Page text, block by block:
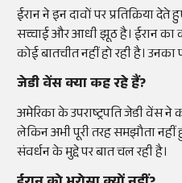
ईरान ने इन दावों पर प्रतिक्रिया
सच्चाई और आधी झूठ है। ईरान का
कोई बातचीत नहीं हो रही है।
जेडी वेंस क्या कह रहे हैं?
अमेरिका के उपराष्ट्रपति जेडी वेंस ने
लेकिन अभी पूरी तरह समझौता
संवर्धन के मुद्दे पर बात चल रही है।